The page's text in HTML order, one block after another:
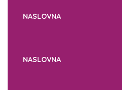
NASLOVNA
NASLOVNA